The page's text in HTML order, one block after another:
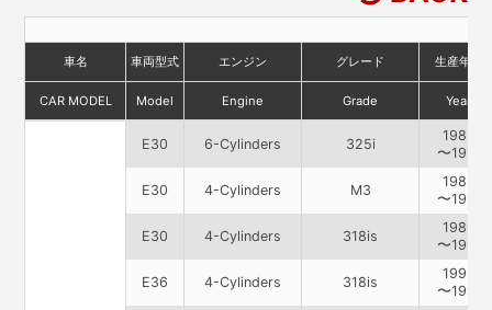
車名 車両型式 エンジン グレード 生産年月
CAR MODEL Model Engine Grade Year
E30 6-Cylinders 325i
1985
〜1990
E30 4-Cylinders M3
1985
〜1990
E30 4-Cylinders 318is
1989
〜1990
E36 4-Cylinders 318is
1993
〜1998